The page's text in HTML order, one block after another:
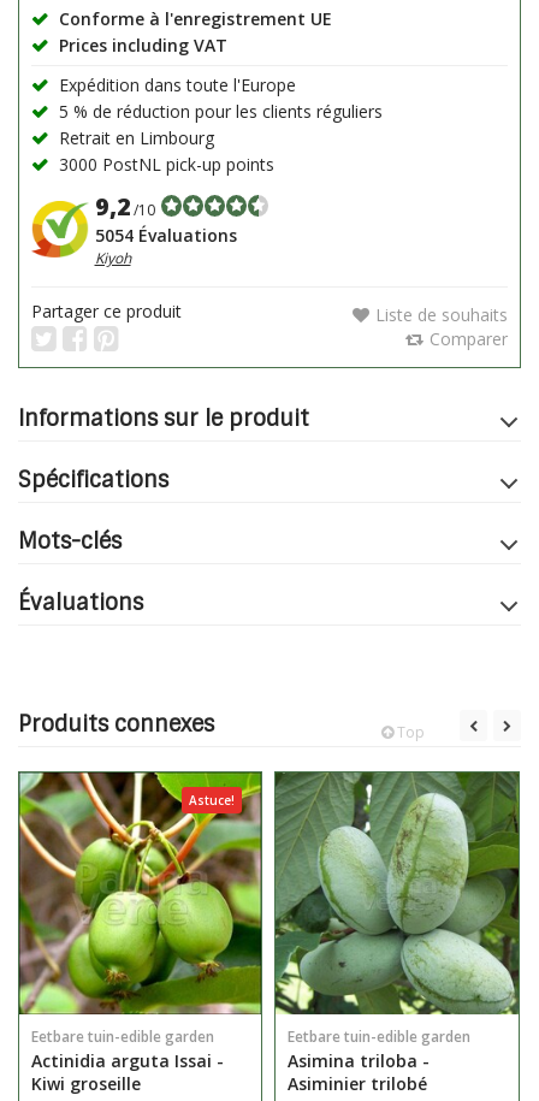
Conforme à l'enregistrement UE
Prices including VAT
Expédition dans toute l'Europe
5 % de réduction pour les clients réguliers
Retrait en Limbourg
3000 PostNL pick-up points
9,2/10
5054 Évaluations
Kiyoh
Partager ce produit
Liste de souhaits
Comparer
Informations sur le produit
Spécifications
Mots-clés
Évaluations
Produits connexes Top
Astuce!
Eetbare tuin-edible garden
Actinidia arguta Issai -
Kiwi groseille
Eetbare tuin-edible garden
Asimina triloba -
Asiminier trilobé